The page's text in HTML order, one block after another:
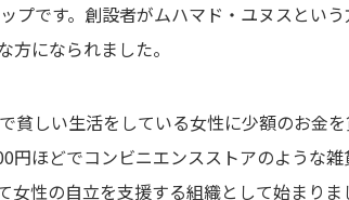
プです。創設者がムハマド・ユヌスとい
方になられました。
貧しい生活をしている女性に少額のお金
円ほどでコンビニエンスストアのような
女性の自立を支援する組織として始まりま